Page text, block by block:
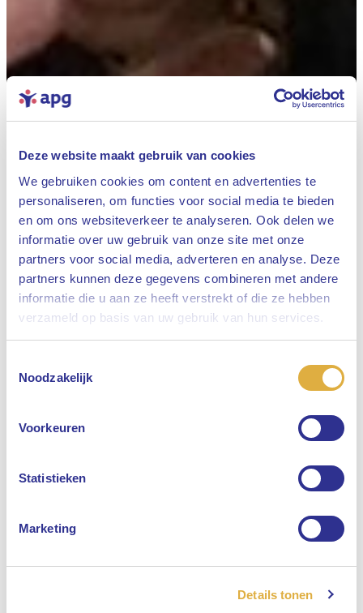
Deze website maakt gebruik van cookies
We gebruiken cookies om content en advertenties te
personaliseren, om functies voor social media te bieden
en om ons websiteverkeer te analyseren. Ook delen we
informatie over uw gebruik van onze site met onze
partners voor social media, adverteren en analyse. Deze
partners kunnen deze gegevens combineren met andere
informatie die u aan ze heeft verstrekt of die ze hebben
verzameld op basis van uw gebruik van hun services.
Noodzakelijk
Voorkeuren
Statistieken
Marketing
Details tonen
Sluiten